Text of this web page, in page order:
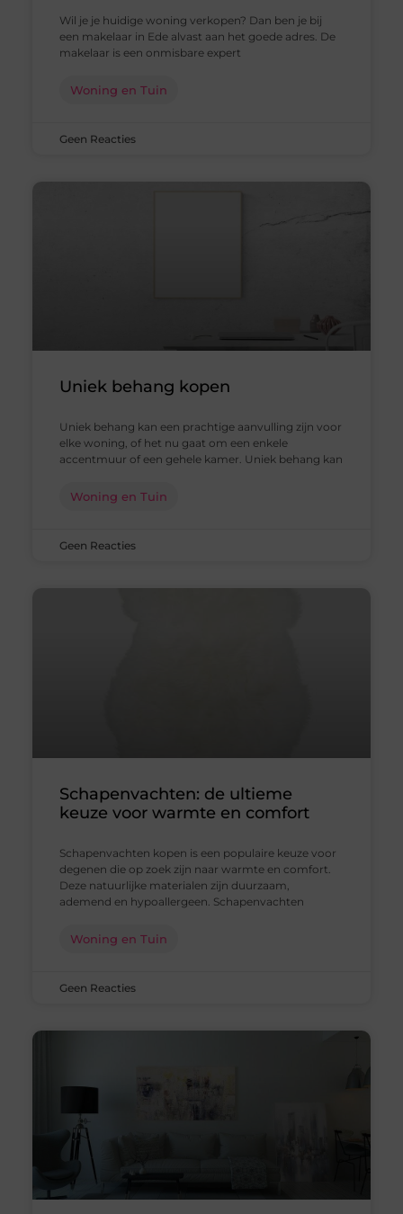
Wil je je huidige woning verkopen? Dan ben je bij
een makelaar in Ede alvast aan het goede adres. De
makelaar is een onmisbare expert
Woning en Tuin
Geen Reacties
Uniek behang kopen
Uniek behang kan een prachtige aanvulling zijn voor
elke woning, of het nu gaat om een enkele
accentmuur of een gehele kamer. Uniek behang kan
Woning en Tuin
Geen Reacties
Schapenvachten: de ultieme
keuze voor warmte en comfort
Schapenvachten kopen is een populaire keuze voor
degenen die op zoek zijn naar warmte en comfort.
Deze natuurlijke materialen zijn duurzaam,
ademend en hypoallergeen. Schapenvachten
Woning en Tuin
Geen Reacties